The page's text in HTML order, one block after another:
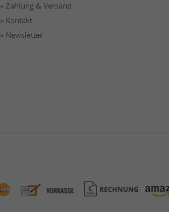
» Zahlung & Versand
» Kontakt
» Newsletter